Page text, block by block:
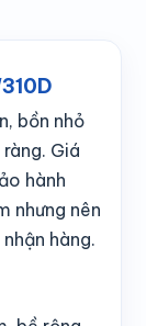
bồn nhỏ
Giá
hành
nhưng nên
hàng.